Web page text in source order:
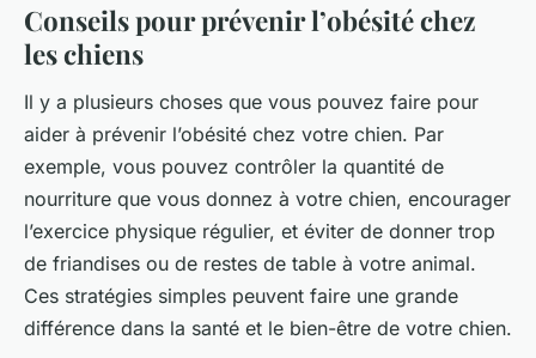
Conseils pour prévenir l’obésité chez
les chiens
Il y a plusieurs choses que vous pouvez faire pour
aider à prévenir l’obésité chez votre chien. Par
exemple, vous pouvez contrôler la quantité de
nourriture que vous donnez à votre chien, encourager
l’exercice physique régulier, et éviter de donner trop
de friandises ou de restes de table à votre animal.
Ces stratégies simples peuvent faire une grande
différence dans la santé et le bien-être de votre chien.